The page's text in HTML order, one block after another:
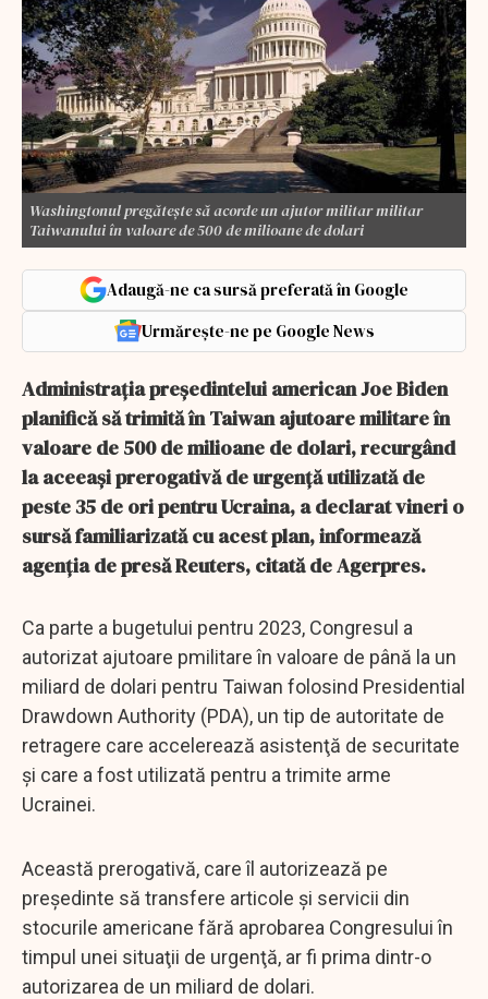
Washingtonul pregătește să acorde un ajutor militar militar
Taiwanului în valoare de 500 de milioane de dolari
Adaugă-ne ca sursă preferată în Google
Urmărește-ne pe Google News
Administraţia preşedintelui american Joe Biden
planifică să trimită în Taiwan ajutoare militare în
valoare de 500 de milioane de dolari, recurgând
la aceeaşi prerogativă de urgenţă utilizată de
peste 35 de ori pentru Ucraina, a declarat vineri o
sursă familiarizată cu acest plan, informează
agenția de presă Reuters, citată de Agerpres.
Ca parte a bugetului pentru 2023, Congresul a
autorizat ajutoare pmilitare în valoare de până la un
miliard de dolari pentru Taiwan folosind Presidential
Drawdown Authority (PDA), un tip de autoritate de
retragere care accelerează asistenţă de securitate
şi care a fost utilizată pentru a trimite arme
Ucrainei.
Această prerogativă, care îl autorizează pe
preşedinte să transfere articole şi servicii din
stocurile americane fără aprobarea Congresului în
timpul unei situaţii de urgenţă, ar fi prima dintr-o
autorizarea de un miliard de dolari.